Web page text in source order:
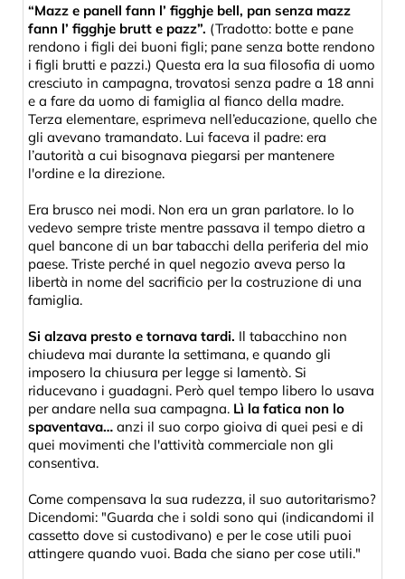
“Mazz e panell fann l’ figghje bell, pan senza mazz
fann l’ figghje brutt e pazz”. (Tradotto: botte e pane
rendono i figli dei buoni figli; pane senza botte rendono
i figli brutti e pazzi.) Questa era la sua filosofia di uomo
cresciuto in campagna, trovatosi senza padre a 18 anni
e a fare da uomo di famiglia al fianco della madre.
Terza elementare, esprimeva nell’educazione, quello che
gli avevano tramandato. Lui faceva il padre: era
l’autorità a cui bisognava piegarsi per mantenere
l'ordine e la direzione.
Era brusco nei modi. Non era un gran parlatore. Io lo
vedevo sempre triste mentre passava il tempo dietro a
quel bancone di un bar tabacchi della periferia del mio
paese. Triste perché in quel negozio aveva perso la
libertà in nome del sacrificio per la costruzione di una
famiglia.
Si alzava presto e tornava tardi. Il tabacchino non
chiudeva mai durante la settimana, e quando gli
imposero la chiusura per legge si lamentò. Si
riducevano i guadagni. Però quel tempo libero lo usava
per andare nella sua campagna. Lì la fatica non lo
spaventava… anzi il suo corpo gioiva di quei pesi e di
quei movimenti che l'attività commerciale non gli
consentiva.
Come compensava la sua rudezza, il suo autoritarismo?
Dicendomi: "Guarda che i soldi sono qui (indicandomi il
cassetto dove si custodivano) e per le cose utili puoi
attingere quando vuoi. Bada che siano per cose utili."